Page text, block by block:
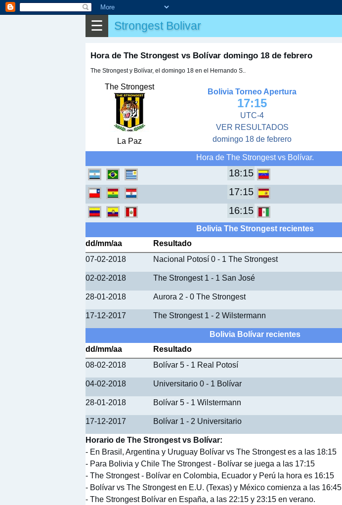
☰ Strongest Bolivar
Hora de The Strongest vs Bolívar domingo 18 de febrero
The Strongest y Bolívar, el domingo 18 en el Hernando S..
The Strongest
La Paz
Bolivia Torneo Apertura
17:15
UTC-4
VER RESULTADOS
domingo 18 de febrero
Hora de The Strongest vs Bolívar.
18:15
17:15
16:15
Bolivia The Strongest recientes
dd/mm/aa
Resultado
07-02-2018
Nacional Potosí 0 - 1 The Strongest
02-02-2018 The Strongest 1 - 1 San José
28-01-2018 Aurora 2 - 0 The Strongest
17-12-2017 The Strongest 1 - 2 Wilstermann
Bolivia Bolívar recientes
dd/mm/aa
Resultado
08-02-2018
Bolívar 5 - 1 Real Potosí
04-02-2018 Universitario 0 - 1 Bolívar
28-01-2018 Bolívar 5 - 1 Wilstermann
17-12-2017 Bolívar 1 - 2 Universitario
Horario de The Strongest vs Bolívar:
- En Brasil, Argentina y Uruguay Bolívar vs The Strongest es a las 18:15
- Para Bolivia y Chile The Strongest - Bolívar se juega a las 17:15
- The Strongest - Bolívar en Colombia, Ecuador y Perú la hora es 16:15
- Bolívar vs The Strongest en E.U. (Texas) y México comienza a las 16:45
- The Strongest Bolívar en España, a las 22:15 y 23:15 en verano.
▶ Partidos
✎ Otros